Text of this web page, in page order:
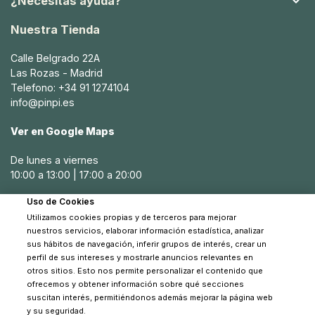
Nuestra Tienda
Calle Belgrado 22A
Las Rozas - Madrid
Telefono: +34 91 1274104
info@pinpi.es
Ver en Google Maps
De lunes a viernes
10:00 a 13:00 | 17:00 a 20:00
Sábados
10:30 a 14:00
Uso de Cookies
Utilizamos cookies propias y de terceros para mejorar
nuestros servicios, elaborar información estadística, analizar
sus hábitos de navegación, inferir grupos de interés, crear un
perfil de sus intereses y mostrarle anuncios relevantes en
otros sitios. Esto nos permite personalizar el contenido que
ofrecemos y obtener información sobre qué secciones
suscitan interés, permitiéndonos además mejorar la página web
y su seguridad.